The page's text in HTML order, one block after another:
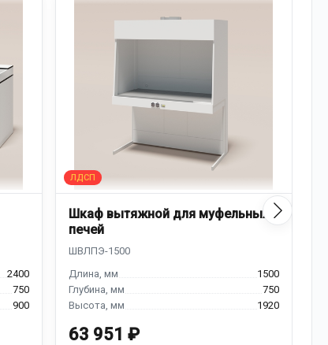
2400
750
900
Шкаф вытяжной для муфельных
печей
1500
750
1920
63 951 ₽